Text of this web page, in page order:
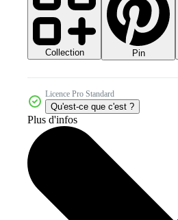
Collection Pin
Licence Pro Standard
Qu'est-ce que c'est ?
Plus d'infos